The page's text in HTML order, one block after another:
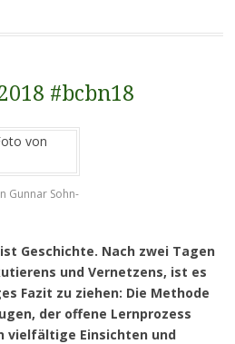
#bcbn18
Gunnar Sohn-
ist Geschichte. Nach zwei Tagen
und Vernetzens, ist es
Fazit zu ziehen: Die Methode
der offene Lernprozess
vielfältige Einsichten und